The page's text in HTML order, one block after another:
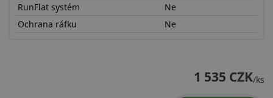
RunFlat systém
Ne
Ochrana ráfku
Ne
1 535 CZK/ks